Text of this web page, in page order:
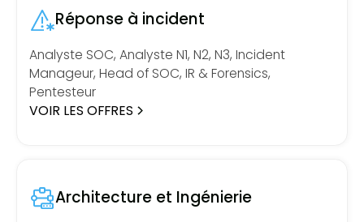
Réponse à incident
Analyste SOC, Analyste N1, N2, N3, Incident
Manageur, Head of SOC, IR & Forensics,
Pentesteur
VOIR LES OFFRES
Architecture et Ingénierie